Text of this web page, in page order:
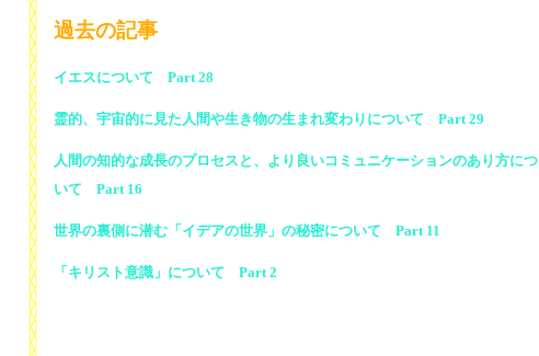
過去の記事
イエスについて Part 28
霊的、宇宙的に見た人間や生き物の生まれ変わりについて Part 29
人間の知的な成長のプロセスと、より良いコミュニケーションのあり方につ
いて Part 16
世界の裏側に潜む「イデアの世界」の秘密について Part 11
「キリスト意識」について Part 2